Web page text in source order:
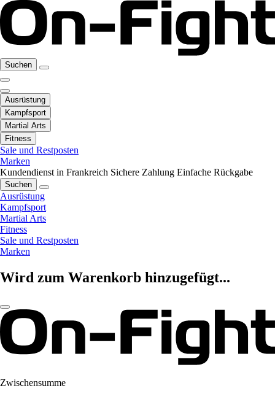
Suchen
Ausrüstung
Kampfsport
Martial Arts
Fitness
Sale und Restposten
Marken
Kundendienst in Frankreich Sichere Zahlung Einfache Rückgabe
Suchen
Ausrüstung
Kampfsport
Martial Arts
Fitness
Sale und Restposten
Marken
Wird zum Warenkorb hinzugefügt...
Zwischensumme